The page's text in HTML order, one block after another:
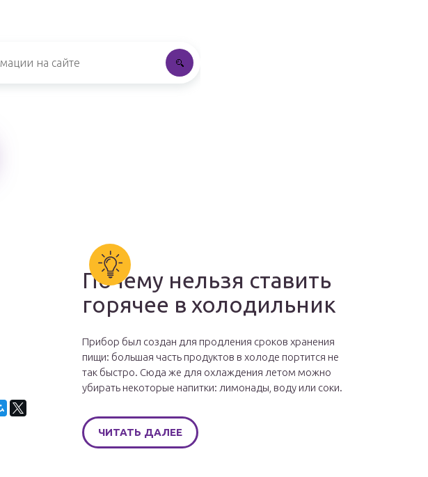
Почему нельзя ставить
горячее в холодильник
Прибор был создан для продления сроков хранения
пищи: большая часть продуктов в холоде портится не
так быстро. Сюда же для охлаждения летом можно
убирать некоторые напитки: лимонады, воду или соки.
ЧИТАТЬ ДАЛЕЕ